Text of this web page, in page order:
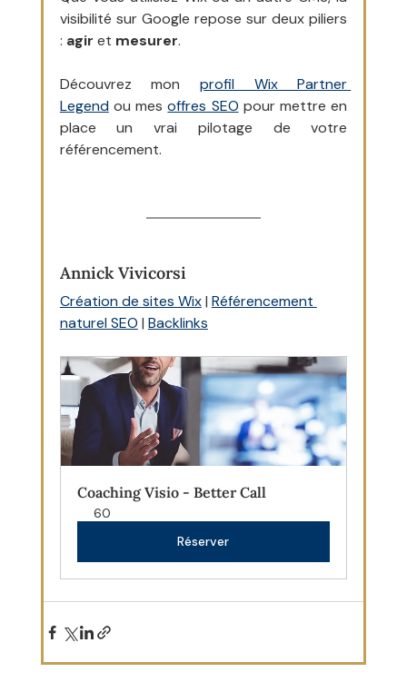
visibilité sur Google repose sur deux piliers
: agir et mesurer.
Découvrez mon profil Wix Partner
Legend ou mes offres SEO pour mettre en
place un vrai pilotage de votre
référencement.
Annick Vivicorsi
Création de sites Wix | Référencement
naturel SEO | Backlinks
Coaching Visio - Better Call
60
Réserver